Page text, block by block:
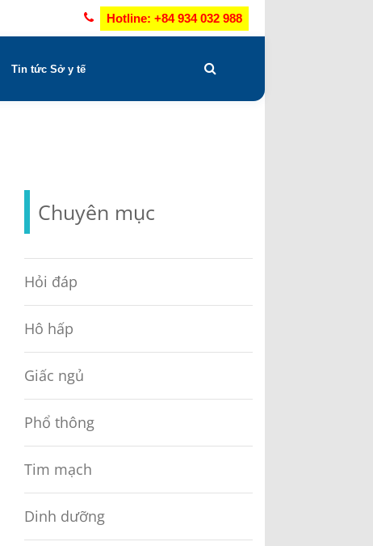
Hotline: +84 934 032 988
Tin tức Sở y tế
Chuyên mục
Hỏi đáp
Hô hấp
Giấc ngủ
Phổ thông
Tim mạch
Dinh dưỡng